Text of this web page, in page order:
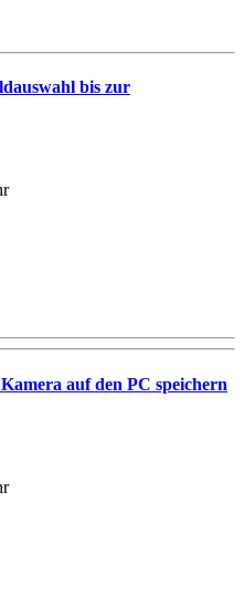
bis zur
auf den PC speichern